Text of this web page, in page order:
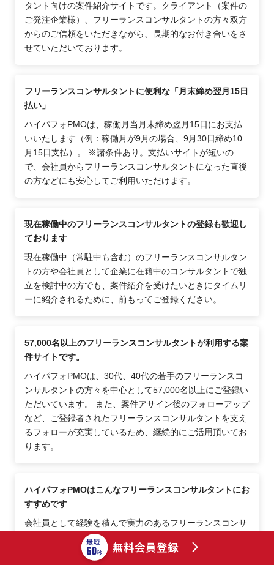
タント向けの案件紹介サイトです。クライアント（案件の
ご発注企業様）、フリーランスコンサルタントの方々双方
からのご信頼をいただきながら、長期的なお付き合いをさ
せていただいております。
フリーランスコンサルタントに便利な「月末締め翌月15日
払い」
ハイパフォPMOは、稼働月当月末締め翌月15日にお支払
いいたします（例：稼働月が9月の場合、9月30日締め10
月15日支払）。 ※諸条件あり。支払いサイトが短いの
で、会社員からフリーランスコンサルタントになった直後
の方などにも安心してご利用いただけます。
現在稼働中のフリーランスコンサルタントの登録も歓迎し
ております
現在稼働中（常駐中も含む）のフリーランスコンサルタン
トの方や会社員として企業に在籍中のコンサルタントで独
立を検討中の方でも、案件紹介を受けたいときにタイムリ
ーに紹介されるために、前もってご登録ください。
57,000名以上のフリーランスコンサルタントが利用する案
件サイトです。
ハイパフォPMOは、30代、40代の若手のフリーランスコ
ンサルタントの方々を中心として57,000名以上にご登録い
ただいています。 また、案件アサイン後のフォローアップ
など、ご登録者されたフリーランスコンサルタントを支え
るフォローが充実しているため、継続的にご活用頂いてお
ります。
ハイパフォPMOはこんなフリーランスコンサルタントにお
すすめです
会社員として経験を積んで実力のあるフリーランスコンサ
ルタント、自分の時間・自由を大切にした働き方（ワーク
スタイル）を目指すフリーランスコンサルタント、市場価